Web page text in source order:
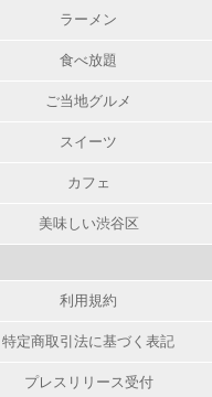
ラーメン
食べ放題
ご当地グルメ
スイーツ
カフェ
美味しい渋谷区
利用規約
特定商取引法に基づく表記
プレスリリース受付